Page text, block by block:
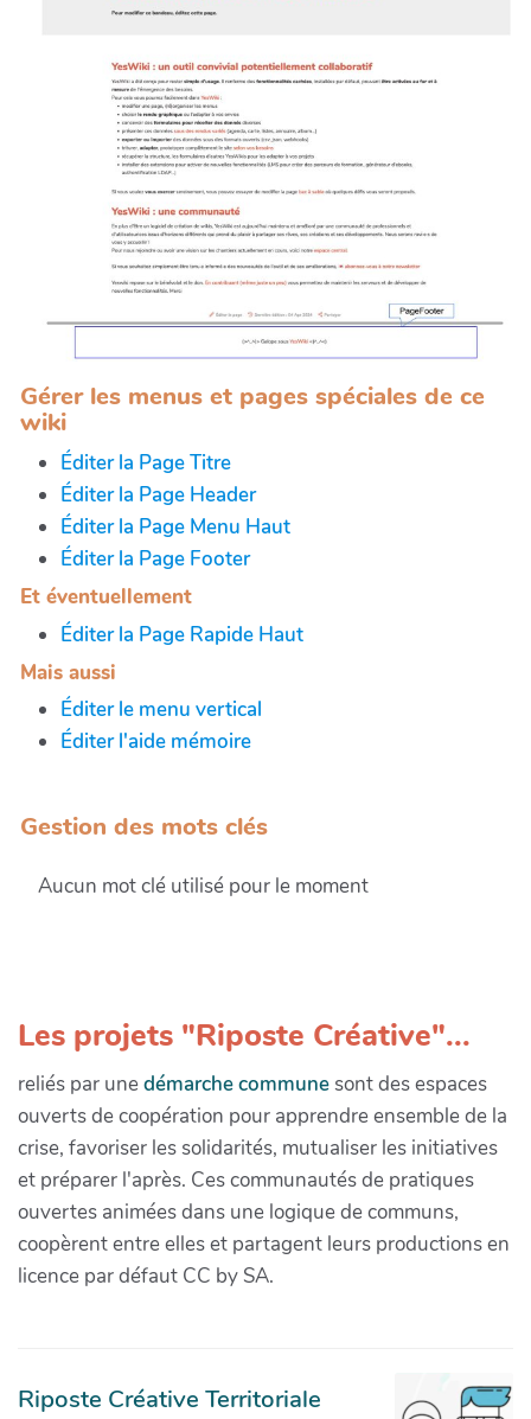
Gérer les menus et pages spéciales de ce
wiki
Éditer la Page Titre
Éditer la Page Header
Éditer la Page Menu Haut
Éditer la Page Footer
Et éventuellement
Éditer la Page Rapide Haut
Mais aussi
Éditer le menu vertical
Éditer l'aide mémoire
Gestion des mots clés
Aucun mot clé utilisé pour le moment